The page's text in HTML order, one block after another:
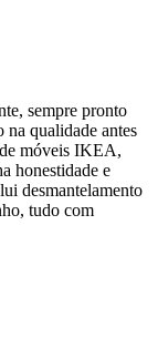
sempre pronto
na qualidade antes
móveis IKEA,
honestidade e
desmantelamento
tudo com